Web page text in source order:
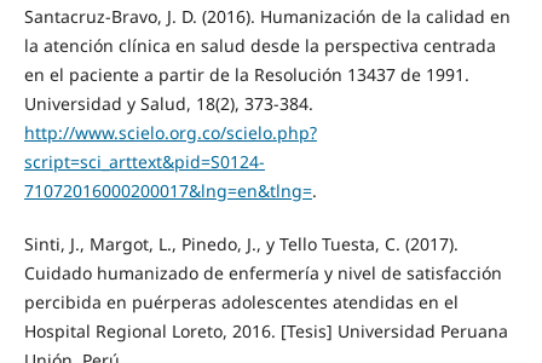
Santacruz-Bravo, J. D. (2016). Humanización de la calidad en
la atención clínica en salud desde la perspectiva centrada
en el paciente a partir de la Resolución 13437 de 1991.
Universidad y Salud, 18(2), 373-384.
http://www.scielo.org.co/scielo.php?
script=sci_arttext&pid=S0124-
71072016000200017&lng=en&tlng=.
Sinti, J., Margot, L., Pinedo, J., y Tello Tuesta, C. (2017).
Cuidado humanizado de enfermería y nivel de satisfacción
percibida en puérperas adolescentes atendidas en el
Hospital Regional Loreto, 2016. [Tesis] Universidad Peruana